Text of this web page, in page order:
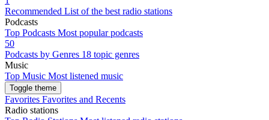
Recommended List of the best radio stations
Podcasts
Top Podcasts Most popular podcasts
50
Podcasts by Genres 18 topic genres
Music
Top Music Most listened music
Toggle theme
Favorites Favorites and Recents
Radio stations